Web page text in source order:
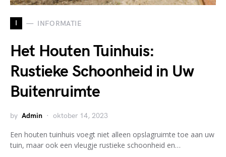
I INFORMATIE
Het Houten Tuinhuis:
Rustieke Schoonheid in Uw
Buitenruimte
by Admin oktober 14, 2023
Een houten tuinhuis voegt niet alleen opslagruimte toe aan uw
tuin, maar ook een vleugje rustieke schoonheid en…